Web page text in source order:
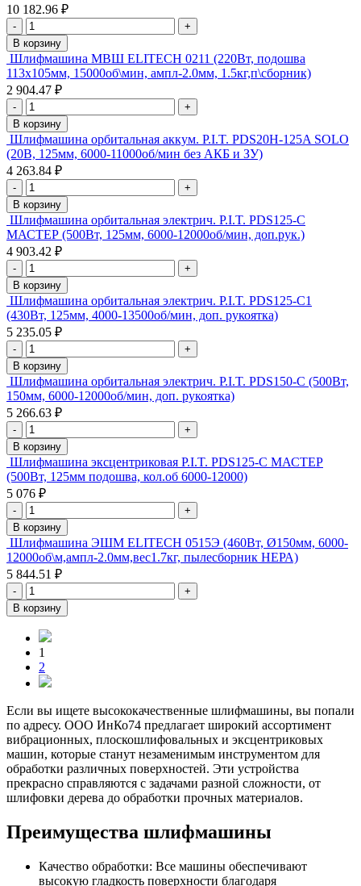
10 182.96 ₽
-
+
В корзину
Шлифмашина МВШ ELITECH 0211 (220Вт, подошва
113х105мм, 15000об\мин, ампл-2.0мм, 1.5кг,п\сборник)
2 904.47 ₽
-
+
В корзину
Шлифмашина орбитальная аккум. P.I.T. PDS20H-125A SOLO
(20В, 125мм, 6000-11000об/мин без АКБ и ЗУ)
4 263.84 ₽
-
+
В корзину
Шлифмашина орбитальная электрич. P.I.T. PDS125-C
МАСТЕР (500Вт, 125мм, 6000-12000об/мин, доп.рук.)
4 903.42 ₽
-
+
В корзину
Шлифмашина орбитальная электрич. P.I.T. PDS125-C1
(430Вт, 125мм, 4000-13500об/мин, доп. рукоятка)
5 235.05 ₽
-
+
В корзину
Шлифмашина орбитальная электрич. P.I.T. PDS150-C (500Вт,
150мм, 6000-12000об/мин, доп. рукоятка)
5 266.63 ₽
-
+
В корзину
Шлифмашина эксцентриковая P.I.T. PDS125-C МАСТЕР
(500Вт, 125мм подошва, кол.об 6000-12000)
5 076 ₽
-
+
В корзину
Шлифмашина ЭШМ ELITECH 0515Э (460Вт, Ø150мм, 6000-
12000об\м,ампл-2.0мм,вес1.7кг, пылесборник HEРА)
5 844.51 ₽
-
+
В корзину
1
2
Если вы ищете высококачественные шлифмашины, вы попали
по адресу. ООО ИнКо74 предлагает широкий ассортимент
вибрационных, плоскошлифовальных и эксцентриковых
машин, которые станут незаменимым инструментом для
обработки различных поверхностей. Эти устройства
прекрасно справляются с задачами разной сложности, от
шлифовки дерева до обработки прочных материалов.
Преимущества шлифмашины
Качество обработки: Все машины обеспечивают
высокую гладкость поверхности благодаря